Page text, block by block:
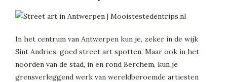
In het centrum van Antwerpen kun je, zeker in de wijk
Sint Andries, goed street art spotten. Maar ook in het
noorden van de stad, in en rond Berchem, kun je
grensverleggend werk van wereldberoemde artiesten